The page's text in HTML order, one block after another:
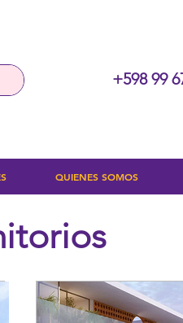
+598 99
QUIENES SOMOS